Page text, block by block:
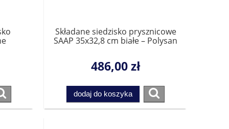
Składane siedzisko prysznicowe
SAAP 35x32,8 cm białe – Polysan
486,00 zł
dodaj do koszyka